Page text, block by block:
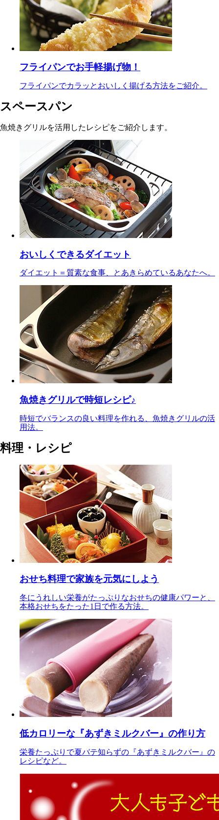
フライパンでお手軽揚げ物！
フライパンでカラッとおいしく揚げる方法をご紹介。
スペースパン
魚焼きグリルを活用したレシピをご紹介します。
おいしくできるダイエット
ダイエット＝質素な食事、とあきらめているあなたへ。
魚焼きグリルで時短レシピ♪
時短でバランスの良い料理を作れる、魚焼きグリルの活
用法。
料理・レシピ
おせち料理で家族を元気にしよう
冬にうれしい栄養がたっぷりなおせちの健康パワーと、
本格おせちをたった1日で作る方法。
低カロリーな『あずきミルクバー』の作り方
栄養たっぷりで夏バテ知らずの『あずきミルクバー』の
レシピなど。